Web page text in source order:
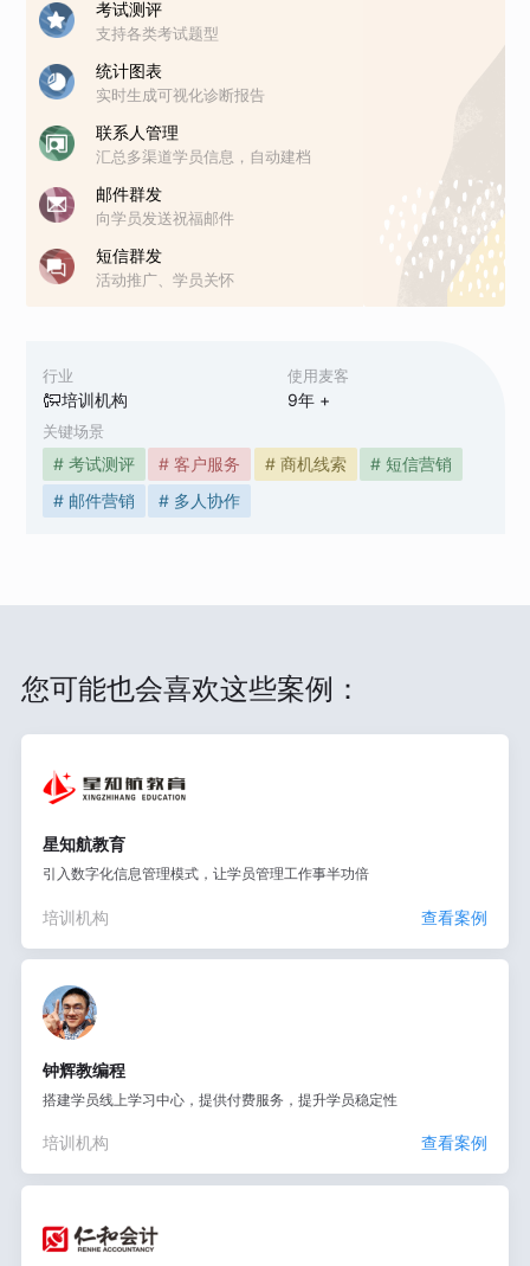
行业
培训机构
使用麦客
9年 +
关键场景
# 考试测评 # 客户服务 # 商机线索
# 短信营销
# 邮件营销
# 多人协作
考试测评
支持各类考试题型
统计图表
实时生成可视化诊断报告
联系人管理
汇总多渠道学员信息，自动建档
邮件群发
向学员发送祝福邮件
短信群发
活动推广、学员关怀
您可能也会喜欢这些案例：
星知航教育
引入数字化信息管理模式，让学员管理工作事半功倍
培训机构 查看案例
钟辉教编程
搭建学员线上学习中心，提供付费服务，提升学员稳定性
培训机构 查看案例